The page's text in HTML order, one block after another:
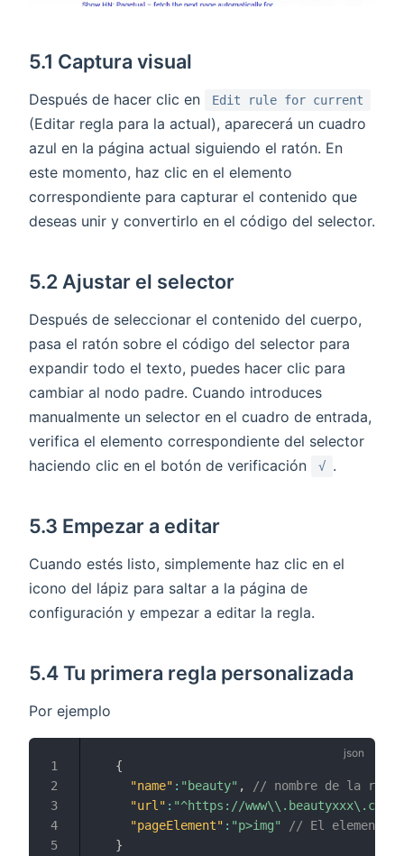
5.1 Captura visual
Después de hacer clic en Edit rule for current
(Editar regla para la actual), aparecerá un cuadro
azul en la página actual siguiendo el ratón. En
este momento, haz clic en el elemento
correspondiente para capturar el contenido que
deseas unir y convertirlo en el código del selector.
5.2 Ajustar el selector
Después de seleccionar el contenido del cuerpo,
pasa el ratón sobre el código del selector para
expandir todo el texto, puedes hacer clic para
cambiar al nodo padre. Cuando introduces
manualmente un selector en el cuadro de entrada,
verifica el elemento correspondiente del selector
haciendo clic en el botón de verificación
√ .
5.3 Empezar a editar
Cuando estés listo, simplemente haz clic en el
icono del lápiz para saltar a la página de
configuración y empezar a editar la regla.
5.4 Tu primera regla personalizada
Por ejemplo
{
"name" : "beauty" ,
// nombre de la regla
"url" : "^https://www\\.beautyxxx\.com/"
"pageElement" : "p>img"
// El elemento
}